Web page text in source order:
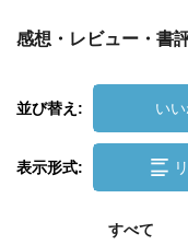
感想・レビュー・書
並び替え: い
表示形式:
すべて